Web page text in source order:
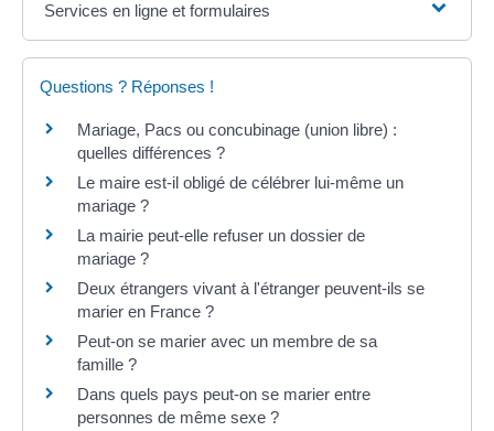
Services en ligne et formulaires
Questions ? Réponses !
Mariage, Pacs ou concubinage (union libre) :
quelles différences ?
Le maire est-il obligé de célébrer lui-même un
mariage ?
La mairie peut-elle refuser un dossier de
mariage ?
Deux étrangers vivant à l'étranger peuvent-ils se
marier en France ?
Peut-on se marier avec un membre de sa
famille ?
Dans quels pays peut-on se marier entre
personnes de même sexe ?